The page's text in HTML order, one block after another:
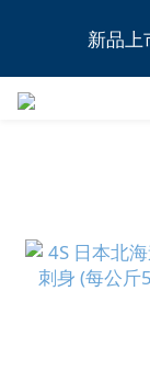
全港11間門
新品上
全港11間門市